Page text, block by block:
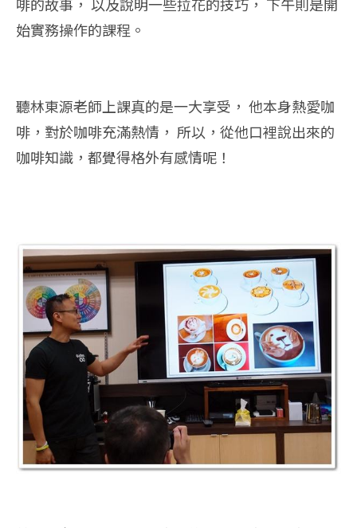
始實務操作的課程。
聽林東源老師上課真的是一大享受， 他本身熱愛咖
啡，對於咖啡充滿熱情， 所以，從他口裡說出來的
咖啡知識，都覺得格外有感情呢！